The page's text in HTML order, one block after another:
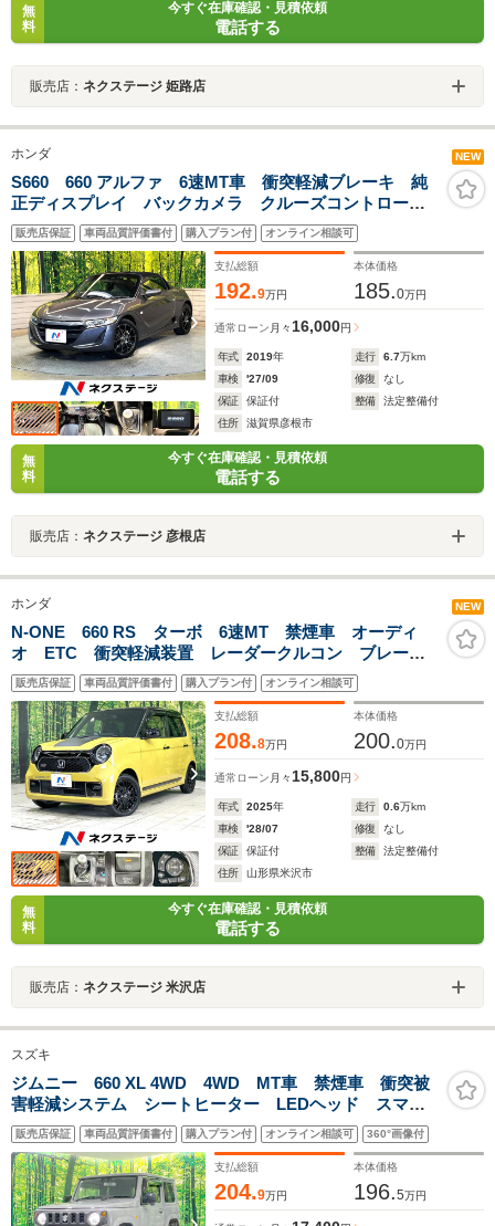
無
料
今すぐ在庫確認・見積依頼
電話する
販売店： ネクステージ 姫路店
ホンダ NEW
S660 660 アルファ 6速MT車 衝突軽減ブレーキ 純
正ディスプレイ バックカメラ クルーズコントロー
ル オートエアコン 純正革巻きステリング LEDヘッ
ド 15インチアルミ スマートキー 禁煙車
販売店保証 車両品質評価書付 購入プラン付 オンライン相談可
支払総額
192.9万円
本体価格
185.0万円
通常ローン 月々 16,000円
年式 2019年 走行 6.7万km
車検
'27/09 修復
なし
保証
保証付 整備
法定整備付
住所
滋賀県彦根市
無
料
今すぐ在庫確認・見積依頼
電話する
販売店： ネクステージ 彦根店
ホンダ NEW
N-ONE 660 RS ターボ 6速MT 禁煙車 オーディ
オ ETC 衝突軽減装置 レーダークルコン ブレーキ
ホールド シートヒーター クリアランスソナー LED
ヘッド フォグ オートライト ブリッツレーダー探知
機
販売店保証 車両品質評価書付 購入プラン付 オンライン相談可
支払総額
208.8万円
本体価格
200.0万円
通常ローン 月々15,800円
年式 2025年 走行 0.6万km
車検
'28/07 修復
なし
保証
保証付 整備
法定整備付
住所
山形県米沢市
無
料
今すぐ在庫確認・見積依頼
電話する
販売店： ネクステージ 米沢店
スズキ
ジムニー 660 XL 4WD 4WD MT車 禁煙車 衝突被
害軽減システム シートヒーター LEDヘッド スマー
トキー 純正16インチアルミ オートハイビーム 車線
逸脱警報 オートライト オートエアコン プライバシ
ーガラス
販売店保証 車両品質評価書付 購入プラン付 オンライン相談可 360°画像付
支払総額
204.9万円
本体価格
196.5万円